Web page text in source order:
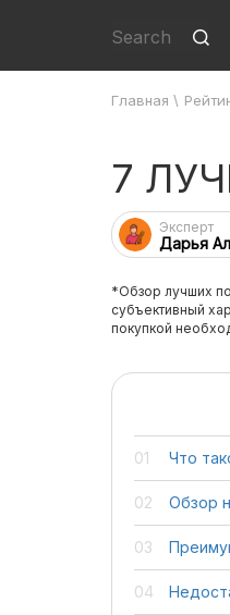
Главная \
7
Эксперт
Дарья
*Обзор лучших
субъективный
покупкой
Что
Обзор